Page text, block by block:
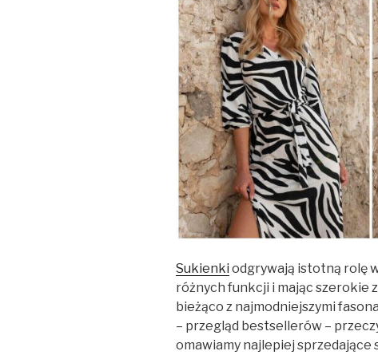
Sukienki odgrywają istotną rolę
różnych funkcji i mając szerokie
bieżąco z najmodniejszymi
– przegląd bestsellerów –
omawiamy najlepiej sprzedające